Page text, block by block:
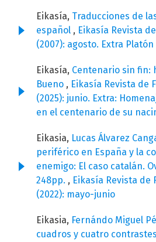
Eikasía, Traducciones de
español , Eikasía Revista
(2007): agosto. Extra Platón
Eikasía, Centenario sin fin:
Bueno , Eikasía Revista de
(2025): junio. Extra:
en el centenario de su
Eikasia, Lucas Álvarez
periférico en España y la
enemigo: El caso catalán.
248pp. , Eikasía Revista de
(2022): mayo-junio
Eikasia, Fernándo Miguel
cuadros y cuatro